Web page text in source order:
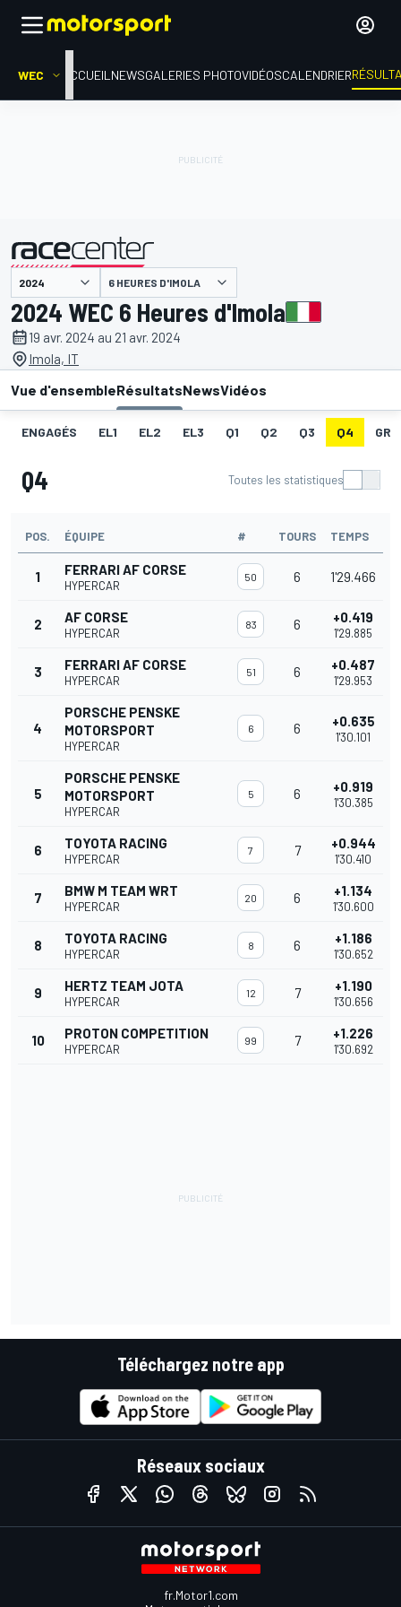
WEC ACCUEIL NEWSGALERIES PHOTOVIDÉOSCALENDRIER
présenté par 6 HEURES D'IMOLA
2024 WEC 6 Heures d'Imola
19 avr. 2024 au 21 avr. 2024
Imola, IT
Vue d'ensembleRésultatsNewsVidéos
ENGAGÉS EL1 EL2 EL3 Q1 Q2 Q3 Q4
Q4 Toutes les statistiques
POS. ÉQUIPE # TOURS TEMPS
1 FERRARI AF CORSE
HYPERCAR
50 6 1'29.466
2 AF CORSE
HYPERCAR
83 6 +0.419
1'29.885
3 FERRARI AF CORSE
HYPERCAR
51 6 +0.487
1'29.953
4
PORSCHE PENSKE
MOTORSPORT
HYPERCAR
6 6 +0.635
1'30.101
5
PORSCHE PENSKE
MOTORSPORT
HYPERCAR
5 6 +0.919
1'30.385
6 TOYOTA RACING
HYPERCAR
7 7 +0.944
1'30.410
7 BMW M TEAM WRT
HYPERCAR
20 6 +1.134
1'30.600
8 TOYOTA RACING
HYPERCAR
8 6 +1.186
1'30.652
9 HERTZ TEAM JOTA
HYPERCAR
12 7 +1.190
1'30.656
10 PROTON COMPETITION
HYPERCAR
99 7 +1.226
1'30.692
Téléchargez notre app
Réseaux sociaux
fr.Motor1.com